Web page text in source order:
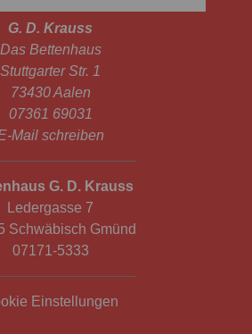
G. D. Krauss
Das Bettenhaus
Stuttgarter Str. 1
73430 Aalen
07361 69031
Mail schreiben
G. D. Krauss
Ledergasse 7
Schwäbisch Gmünd
07171-5333
Einstellungen